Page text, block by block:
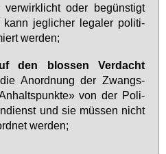
oder be­güns­tigt
kann jeg­li­cher le­ga­ler po­li­ti­
wer­den;
den blos­sen Ver­dacht
An­ord­nung der Zwangs­
von der Po­li­
und sie müs­sen nicht
wer­den;